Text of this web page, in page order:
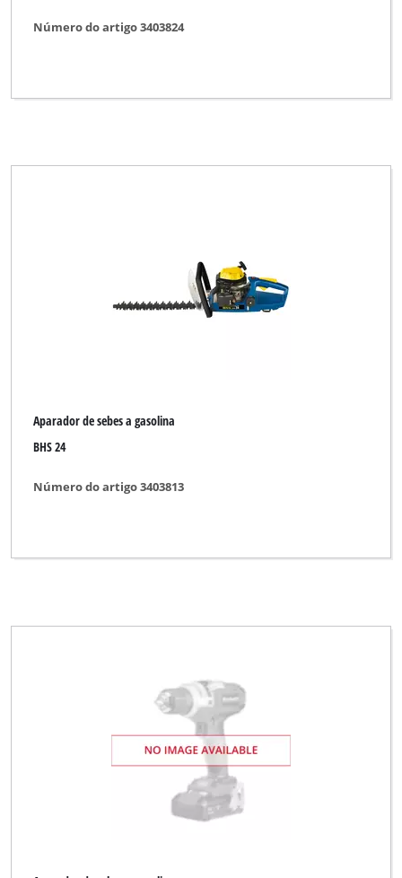
Número do artigo 3403824
Aparador de sebes a gasolina
BHS 24
Número do artigo 3403813